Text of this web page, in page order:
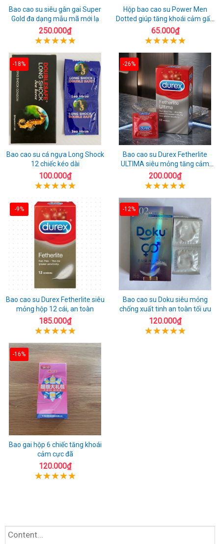
Bao cao su siêu gân gai Super
Gold đa dạng mẫu mã mới lạ
250.000₫
Hộp bao cao su Power Men
Dotted giúp tăng khoái cảm gấp
đôi
65.000₫
-18%
Bao cao su cá ngựa Long Shock
12 chiếc kéo dài
100.000₫
-26%
Bao cao su Durex Fetherlite
ULTIMA siêu mỏng tăng cảm
giác
200.000₫
-9%
Bao cao su Durex Fetherlite siêu
mỏng hộp 12 cái, an toàn
185.000₫
-12%
Bao cao su Doku siêu mỏng
chống xuất tinh an toàn tối ưu
120.000₫
-16%
Bao gai hộp 6 chiếc tăng khoái
cảm cực đã
120.000₫